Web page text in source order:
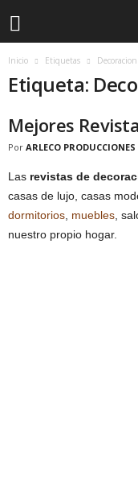
Inicio Etiquetas
Etiqueta:
Mejores
Por ARLECO PRODUCCIONES
Las revistas de
casas de lujo, casas
dormitorios muebles ,
nuestro propio hogar.